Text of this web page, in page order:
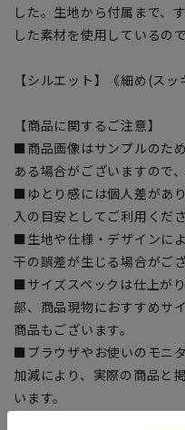
した。生地から付属まで、
した素材を使用しているの
【シルエット】《細め(ス
【商品に関するご注意】
■商品画像はサンプルのた
ある場合がございますので
■ゆとり感には個人差があ
入の目安としてご利用くださ
■生地や仕様・デザインに
干の誤差が生じる場合がご
■サイズスペックは仕上が
部、商品現物におすすめサ
商品もございます。
■ブラウザやお使いのモニ
加減により、実際の商品と
います。